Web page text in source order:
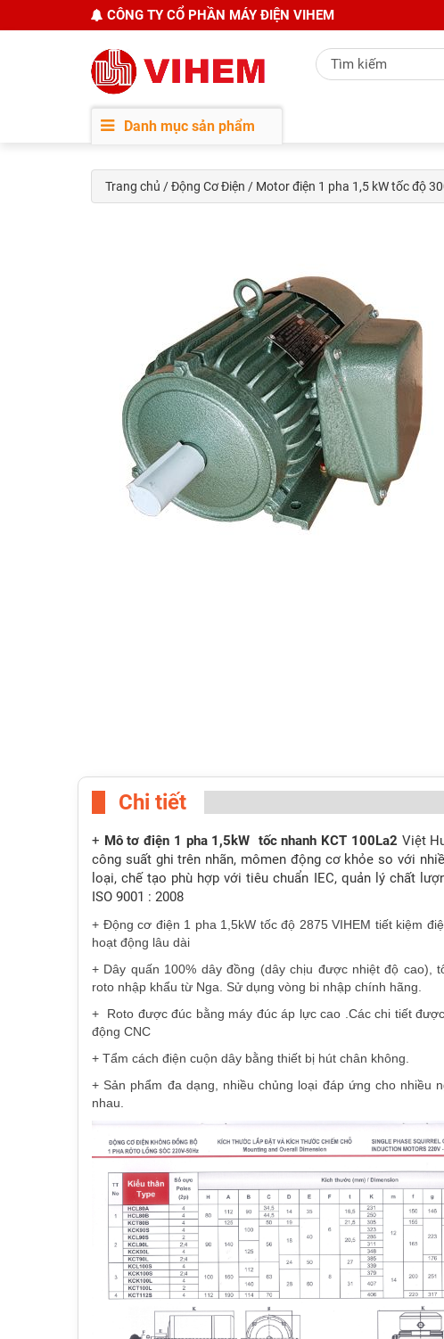
CÔNG TY CỔ PHẦN MÁY ĐIỆN VIHEM
Danh mục sản phẩm
Trang chủ /Động Cơ Điện / Motor điện 1 pha 1,5 kW tốc độ
Chi tiết
+ Mô tơ điện 1 pha 1,5kW tốc nhanh KCT 100La2 Việt
công suất ghi trên nhãn, mômen động cơ khỏe so với
loại, chế tạo phù hợp với tiêu chuẩn IEC, quản lý chất
ISO 9001 : 2008
+ Động cơ điện 1 pha 1,5kW tốc độ 2875 VIHEM tiết kiệm
hoạt động lâu dài
+ Dây quấn 100% dây đồng (dây chịu được nhiệt độ cao),
roto nhập khẩu từ Nga. Sử dụng vòng bi nhập chính hãng.
+ Roto được đúc bằng máy đúc áp lực cao .Các chi tiết
động CNC
+ Tẩm cách điện cuộn dây bằng thiết bị hút chân không.
+ Sản phẩm đa dạng, nhiều chủng loại đáp ứng cho nhiều
nhau.